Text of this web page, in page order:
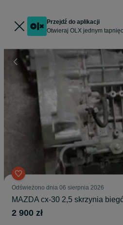
Przejdź do aplikacji
Otwieraj OLX jednym
Odświeżono dnia 06 sierpnia 2026
MAZDA cx-30 2,5 skrzynia
2 900 zł